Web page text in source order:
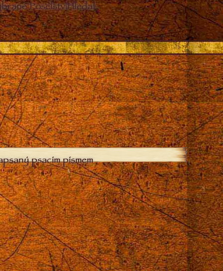
PoselstvíHledat
psacím písmem